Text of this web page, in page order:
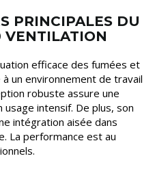
PRINCIPALES DU
efficace des fumées et
un environnement de travail
robuste assure une
intensif. De plus, son
intégration aisée dans
La performance est au